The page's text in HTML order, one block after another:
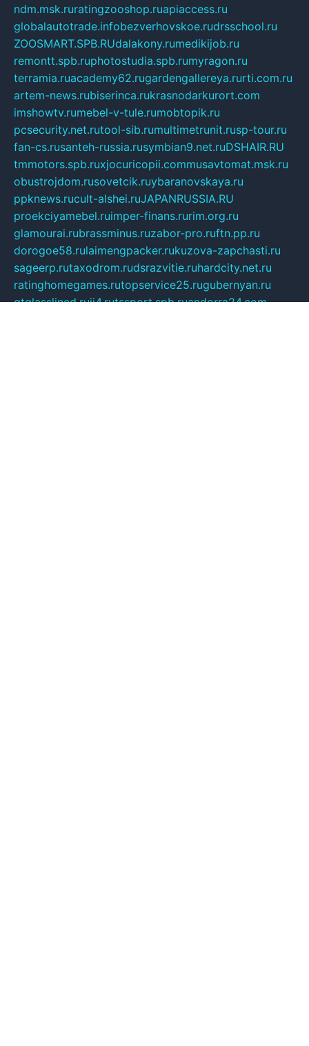
ndm.msk.ruratingzooshop.ruapiaccess.ru
globalautotrade.infobezverhovskoe.rudrsschool.ru
ZOOSMART.SPB.RUdalakony.rumedikijob.ru
remontt.spb.ruphotostudia.spb.rumyragon.ru
terramia.ruacademy62.rugardengallereya.rurti.com.ru
artem-news.rubiserinca.rukrasnodarkurort.com
imshowtv.rumebel-v-tule.rumobtopik.ru
pcsecurity.net.rutool-sib.rumultimetrunit.rusp-tour.ru
fan-cs.rusanteh-russia.rusymbian9.net.ruDSHAIR.RU
tmmotors.spb.ruxjocuricopii.commusavtomat.msk.ru
obustrojdom.rusovetcik.ruybaranovskaya.ru
ppknews.rucult-alshei.ruJAPANRUSSIA.RU
proekciyamebel.ruimper-finans.rurim.org.ru
glamourai.rubrassminus.ruzabor-pro.ruftn.pp.ru
dorogoe58.rulaimengpacker.rukuzova-zapchasti.ru
sageerp.rutaxodrom.rudsrazvitie.ruhardcity.net.ru
ratinghomegames.rutopservice25.rugubernyan.ru
gtglasslined.ruii4.rutssport.spb.ruandorra24.com